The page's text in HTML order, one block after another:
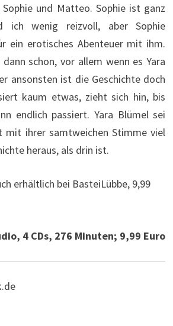
und Matteo. Sophie ist ganz
ich wenig reizvoll, aber Sophie
ein erotisches Abenteuer mit ihm.
schon, vor allem wenn es Yara
ansonsten ist die Geschichte doch
kaum etwas, zieht sich hin, bis
endlich passiert. Yara Blümel sei
mit ihrer samtweichen Stimme viel
heraus, als drin ist.
erhältlich bei BasteiLübbe, 9,99
4 CDs, 276 Minuten; 9,99 Euro